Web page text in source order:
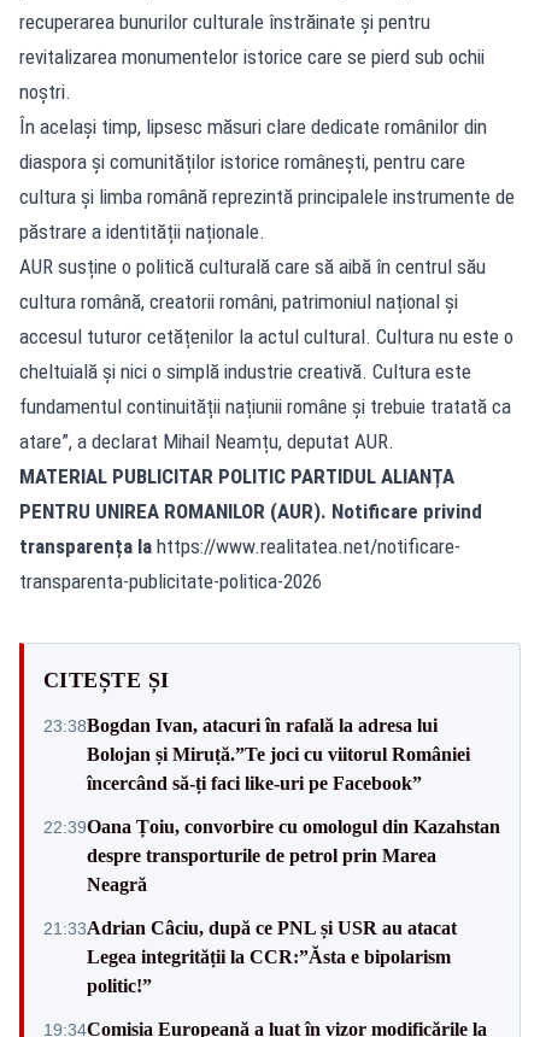
recuperarea bunurilor culturale înstrăinate și pentru
revitalizarea monumentelor istorice care se pierd sub ochii
noștri.
În același timp, lipsesc măsuri clare dedicate românilor din
diaspora și comunităților istorice românești, pentru care
cultura și limba română reprezintă principalele instrumente de
păstrare a identității naționale.
AUR susține o politică culturală care să aibă în centrul său
cultura română, creatorii români, patrimoniul național și
accesul tuturor cetățenilor la actul cultural. Cultura nu este o
cheltuială și nici o simplă industrie creativă. Cultura este
fundamentul continuității națiunii române și trebuie tratată ca
atare”, a declarat Mihail Neamțu, deputat AUR.
MATERIAL PUBLICITAR POLITIC PARTIDUL ALIANȚA
PENTRU UNIREA ROMANILOR (AUR). Notificare privind
transparența la https://www.realitatea.net/notificare-
transparenta-publicitate-politica-2026
CITEȘTE ȘI
23:38Bogdan Ivan, atacuri în rafală la adresa lui
Bolojan și Miruță.”Te joci cu viitorul României
încercând să-ți faci like-uri pe Facebook”
22:39Oana Țoiu, convorbire cu omologul din Kazahstan
despre transporturile de petrol prin Marea
Neagră
21:33Adrian Câciu, după ce PNL și USR au atacat
Legea integrității la CCR:”Ăsta e bipolarism
politic!”
19:34Comisia Europeană a luat în vizor modificările la